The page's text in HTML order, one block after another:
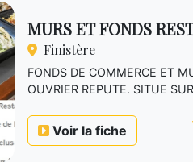
MURS ET FONDS
Finistère
FONDS DE COMMERCE ET
OUVRIER REPUTE. SITUE
Voir la fiche